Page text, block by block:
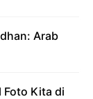
Arab
Foto Kita di